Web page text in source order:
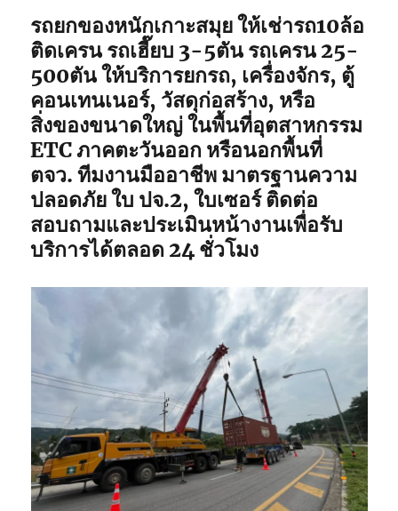
รถยกของหนักเกาะสมุย ให้เช่ารถ10ล้อ
ติดเครน รถเฮี๊ยบ 3-5ตัน รถเครน 25-
500ตัน ให้บริการยกรถ, เครื่องจักร, ตู้
คอนเทนเนอร์, วัสดุก่อสร้าง, หรือ
สิ่งของขนาดใหญ่ ในพื้นที่อุตสาหกรรม
ETC ภาคตะวันออก หรือนอกพื้นที่
ตจว. ทีมงานมืออาชีพ มาตรฐานความ
ปลอดภัย ใบ ปจ.2, ใบเซอร์ ติดต่อ
สอบถามและประเมินหน้างานเพื่อรับ
บริการได้ตลอด 24 ชั่วโมง